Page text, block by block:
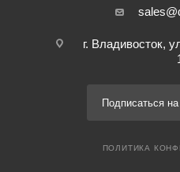
г. Владивосток,
Подписаться
ПОЛИТИКА